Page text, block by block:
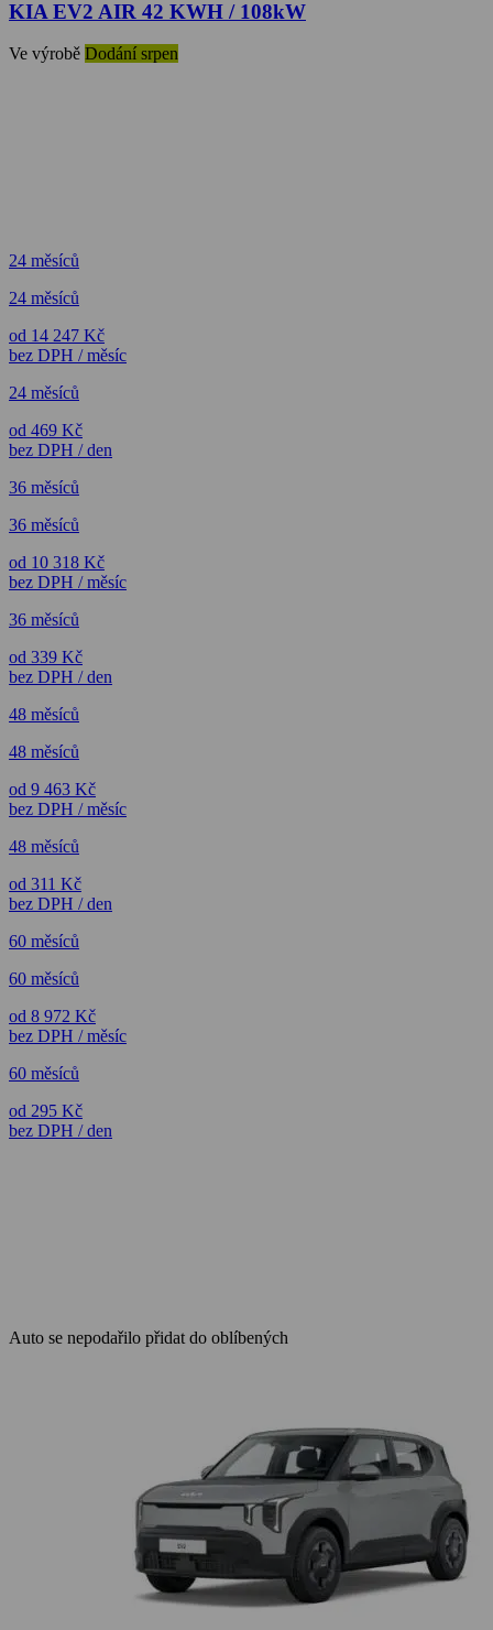
KIA EV2 AIR 42 KWH / 108kW
Ve výrobě Dodání srpen
24 měsíců
24 měsíců
od 14 247 Kč
bez DPH / měsíc
24 měsíců
od 469 Kč
bez DPH / den
36 měsíců
36 měsíců
od 10 318 Kč
bez DPH / měsíc
36 měsíců
od 339 Kč
bez DPH / den
48 měsíců
48 měsíců
od 9 463 Kč
bez DPH / měsíc
48 měsíců
od 311 Kč
bez DPH / den
60 měsíců
60 měsíců
od 8 972 Kč
bez DPH / měsíc
60 měsíců
od 295 Kč
bez DPH / den
Auto se nepodařilo přidat do oblíbených